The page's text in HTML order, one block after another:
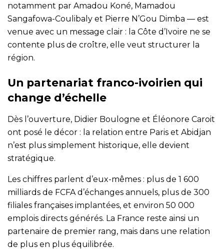
notamment par Amadou Koné, Mamadou
Sangafowa-Coulibaly et Pierre N’Gou Dimba — est
venue avec un message clair : la Côte d’Ivoire ne se
contente plus de croître, elle veut structurer la
région.
Un partenariat franco-ivoirien qui
change d’échelle
Dès l’ouverture, Didier Boulogne et Éléonore Caroit
ont posé le décor : la relation entre Paris et Abidjan
n’est plus simplement historique, elle devient
stratégique.
Les chiffres parlent d’eux-mêmes : plus de 1 600
milliards de FCFA d’échanges annuels, plus de 300
filiales françaises implantées, et environ 50 000
emplois directs générés. La France reste ainsi un
partenaire de premier rang, mais dans une relation
de plus en plus équilibrée.